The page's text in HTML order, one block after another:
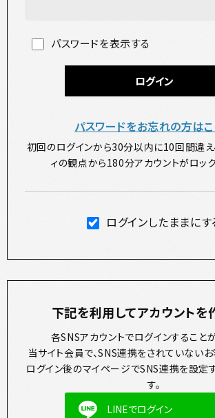
パスワードを表示する
パスワードをお忘れの方は
初回のログインから30分以内に10回間違え
ィの観点から180分アカウントがロック
ログインしたままにす
下記を利用してアカウントを
各SNSアカウントでログインすることが
当サイト会員で、SNS連携をされていない
ログイン後のマイページでSNS連携を設定
す。
LINEでログイン